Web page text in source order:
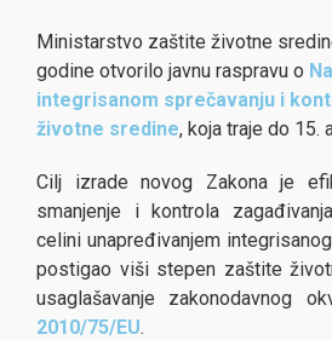
Ministarstvo zaštite životne
godine otvorilo javnu raspravu o
integrisanom sprečavanju i
životne sredine, koja traje do 15.
Cilj izrade novog Zakona je
smanjenje i kontrola
celini unapređivanjem
postigao viši stepen zaštite
usaglašavanje zakonodavnog
2010/75/EU.